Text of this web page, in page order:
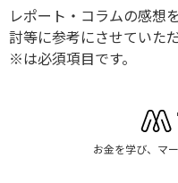
レポート・コラムの感想
討等に参考にさせていただ
※は必須項目です。
お金を学び、マ